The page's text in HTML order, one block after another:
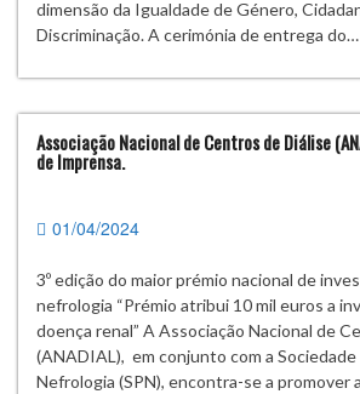
dimensão da Igualdade de Género,
Discriminação. A cerimónia de entrega do…
Associação Nacional de Centros de Diálise
de Imprensa.
01/04/2024
3º edição do maior prémio nacional de
nefrologia “Prémio atribui 10 mil euros a
doença renal” A Associação Nacional de
(ANADIAL), em conjunto com a
Nefrologia (SPN), encontra-se a promover